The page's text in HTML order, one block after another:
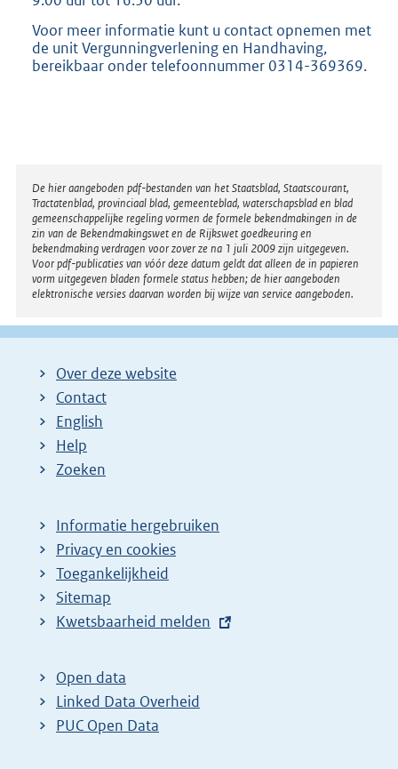
Voor meer informatie kunt u contact opnemen met
de unit Vergunningverlening en Handhaving,
bereikbaar onder telefoonnummer 0314-369369.
Disclaimer
De hier aangeboden pdf-bestanden van het Staatsblad, Staatscourant,
Tractatenblad, provinciaal blad, gemeenteblad, waterschapsblad en blad
gemeenschappelijke regeling vormen de formele bekendmakingen in de
zin van de Bekendmakingswet en de Rijkswet goedkeuring en
bekendmaking verdragen voor zover ze na 1 juli 2009 zijn uitgegeven.
Voor pdf-publicaties van vóór deze datum geldt dat alleen de in papieren
vorm uitgegeven bladen formele status hebben; de hier aangeboden
elektronische versies daarvan worden bij wijze van service aangeboden.
Over deze website
Contact
English
Help
Zoeken
Informatie hergebruiken
Privacy en cookies
Toegankelijkheid
Sitemap
E
t
e
r
Kwetsbaarheid melden
Open data
Linked Data Overheid
PUC Open Data